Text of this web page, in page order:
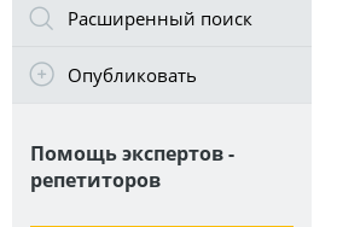
Расширенный поиск
Опубликовать
Помощь экспертов -
репетиторов